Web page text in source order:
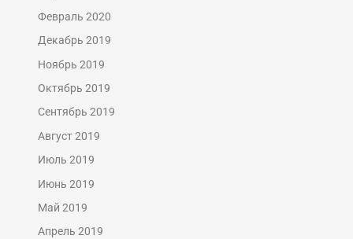
Февраль 2020
Декабрь 2019
Ноябрь 2019
Октябрь 2019
Сентябрь 2019
Август 2019
Июль 2019
Июнь 2019
Май 2019
Апрель 2019